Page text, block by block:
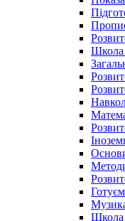
Школа
Школа